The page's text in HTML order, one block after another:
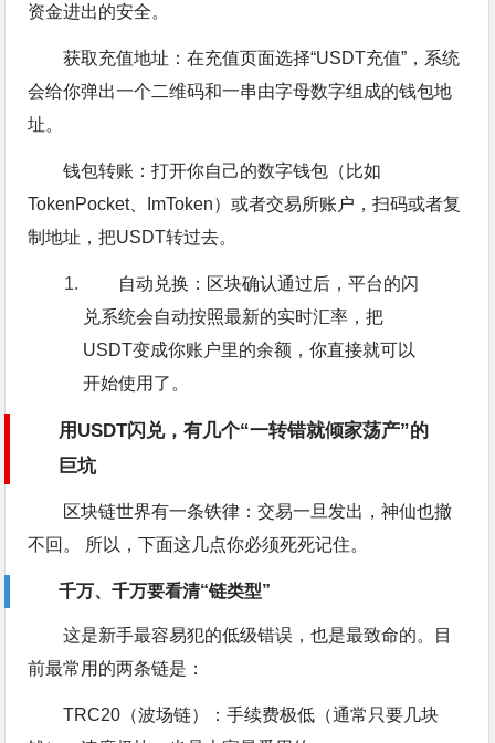
资金进出的安全。
获取充值地址：在充值页面选择“USDT充值”，系统
会给你弹出一个二维码和一串由字母数字组成的钱包地
址。
钱包转账：打开你自己的数字钱包（比如
TokenPocket、ImToken）或者交易所账户，扫码或者复
制地址，把USDT转过去。
自动兑换：区块确认通过后，平台的闪
兑系统会自动按照最新的实时汇率，把
USDT变成你账户里的余额，你直接就可以
开始使用了。
用USDT闪兑，有几个“一转错就倾家荡产”的
巨坑
区块链世界有一条铁律：交易一旦发出，神仙也撤
不回。 所以，下面这几点你必须死死记住。
千万、千万要看清“链类型”
这是新手最容易犯的低级错误，也是最致命的。目
前最常用的两条链是：
TRC20（波场链）：手续费极低（通常只要几块